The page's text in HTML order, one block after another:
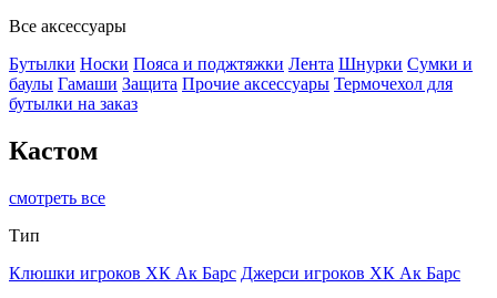
Все аксессуары
Бутылки Носки Пояса и поджтяжки Лента Шнурки Сумки и
баулы Гамаши Защита Прочие аксессуары Термочехол для
бутылки на заказ
Кастом
смотреть все
Тип
Клюшки игроков ХК Ак Барс Джерси игроков ХК Ак Барс